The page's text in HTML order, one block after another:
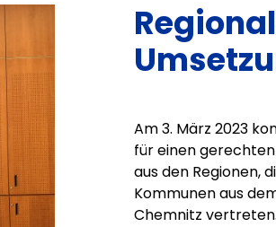
Am 3. März 2023
für einen
aus den Regionen,
Kommunen aus
Chemnitz vertreten.